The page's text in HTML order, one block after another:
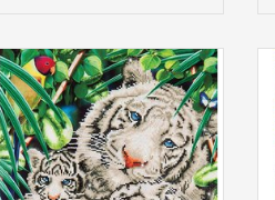
Diamond Dotz White Tiger en
Cubs
TOEVOEGEN AAN WINKELWAGEN